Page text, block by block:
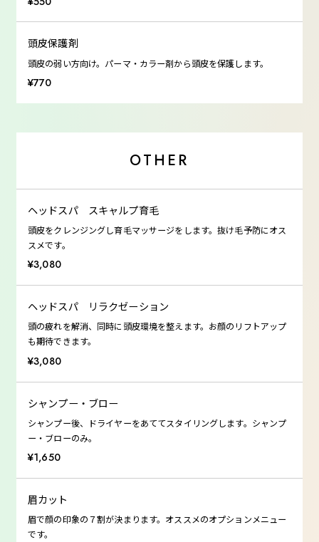
頭皮保護剤
頭皮の弱い方向け。パーマ・カラー剤から頭皮を保護します。
¥770
OTHER
ヘッドスパ スキャルプ育毛
頭皮をクレンジングし育毛マッサージをします。抜け毛予防にオス
スメです。
¥3,080
ヘッドスパ リラクゼーション
頭の疲れを解消、同時に頭皮環境を整えます。お顔のリフトアップ
も期待できます。
¥3,080
シャンプー・ブロー
シャンプー後、ドライヤーをあててスタイリングします。シャンプ
ー・ブローのみ。
¥1,650
眉カット
眉で顔の印象の７割が決まります。オススメのオプションメニュー
です。